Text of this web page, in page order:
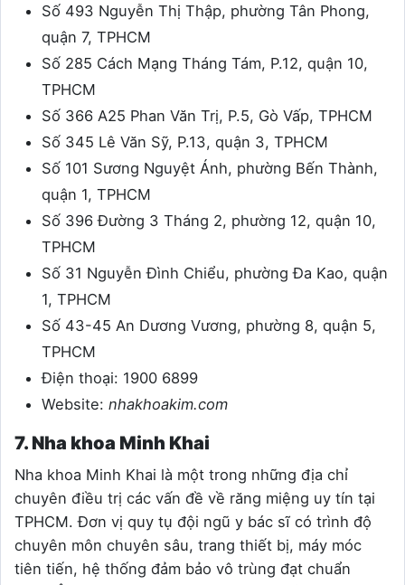
Số 493 Nguyễn Thị Thập, phường Tân Phong,
quận 7, TPHCM
Số 285 Cách Mạng Tháng Tám, P.12, quận 10,
TPHCM
Số 366 A25 Phan Văn Trị, P.5, Gò Vấp, TPHCM
Số 345 Lê Văn Sỹ, P.13, quận 3, TPHCM
Số 101 Sương Nguyệt Ánh, phường Bến Thành,
quận 1, TPHCM
Số 396 Đường 3 Tháng 2, phường 12, quận 10,
TPHCM
Số 31 Nguyễn Đình Chiểu, phường Đa Kao, quận
1, TPHCM
Số 43-45 An Dương Vương, phường 8, quận 5,
TPHCM
Điện thoại: 1900 6899
Website: nhakhoakim.com
7. Nha khoa Minh Khai
Nha khoa Minh Khai là một trong những địa chỉ
chuyên điều trị các vấn đề về răng miệng uy tín tại
TPHCM. Đơn vị quy tụ đội ngũ y bác sĩ có trình độ
chuyên môn chuyên sâu, trang thiết bị, máy móc
tiên tiến, hệ thống đảm bảo vô trùng đạt chuẩn